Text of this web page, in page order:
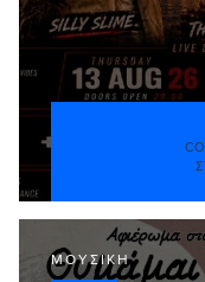
ΜΟΥΣΙΚΉ